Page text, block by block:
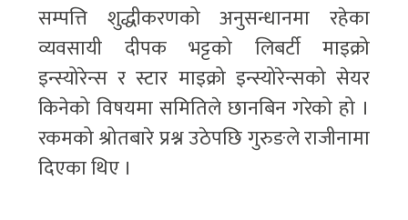
सम्पत्ति शुद्धीकरणको अनुसन्धानमा रहेका
व्यवसायी दीपक भट्टको लिबर्टी माइक्रो
इन्स्योरेन्स र स्टार माइक्रो इन्स्योरेन्सको सेयर
किनेको विषयमा समितिले छानबिन गरेको हो ।
रकमको श्रोतबारे प्रश्न उठेपछि गुरुङले राजीनामा
दिएका थिए ।